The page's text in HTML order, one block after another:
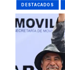
DESTACADOS